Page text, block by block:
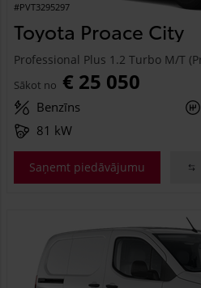
#PVT3295297
Toyota Proace City
Professional Plus 1.2 Turbo M/T
Sākot no € 25 050
Benzīns
81 kW
Saņemt piedāvājumu